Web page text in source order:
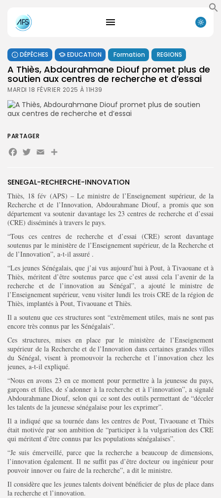
Search
Button
FR
DÉPÊCHES EDUCATION Formation REGIONS
A Thiès, Abdourahmane Diouf promet plus de
soutien aux centres de recherche et d’essai
MARDI 18 FÉVRIER 2025 À 11H39
SENEGAL-RECHERCHE-INNOVATION
Thiès, 18 fév (APS) – Le ministre de l’Enseignement supérieur, de la
Recherche et de l’Innovation, Abdourahmane Diouf, a promis que son
département va soutenir davantage les 23 centres de recherche et d’essai
(CRE) disséminés à travers le pays.
“Tous ces centres de recherche et d’essai (CRE) seront davantage
soutenus par le ministère de l’Enseignement supérieur, de la Recherche et
de l’Innovation”, a-t-il assuré .
“Les jeunes Sénégalais, que j’ai vus aujourd’hui à Pout, à Tivaouane et à
Thiès, méritent d’être soutenus parce que c’est aussi cela l’avenir de la
recherche et de l’innovation au Sénégal”, a ajouté le ministre de
l’Enseignement supérieur, venu visiter lundi les trois CRE de la région de
Thiès, implantés à Pout, Tivaouane et Thiès.
Il a soutenu que ces structures sont “extrêmement utiles, mais ne sont pas
encore très connus par les Sénégalais”.
Ces structures, mises en place par le ministère de l’Enseignement
supérieur de la Recherche et de l’Innovation dans certaines grandes villes
du Sénégal, visent à promouvoir la recherche et l’innovation chez les
jeunes, a-t-il expliqué.
“Nous en avons 23 en ce moment pour permettre à la jeunesse du pays,
garçons et filles, de s’adonner à la recherche et à l’innovation”, a signalé
Abdourahmane Diouf, selon qui ce sont des outils permettant de “déceler
les talents de la jeunesse sénégalaise pour les exprimer”.
Il a indiqué que sa tournée dans les centres de Pout, Tivaouane et Thiès
était motivée par son ambition de “participer à la vulgarisation des CRE
qui méritent d’être connus par les populations sénégalaises”.
“Je suis émerveillé, parce que la recherche a beaucoup de dimensions,
l’innovation également. Il ne suffit pas d’être docteur ou ingénieur pour
pouvoir innover ou faire de la recherche”, a dit le ministre.
Il considère que les jeunes talents doivent bénéficier de plus de place dans
la recherche et l’innovation.
PARTAGER
Facebook
Twitter
EmailPartager